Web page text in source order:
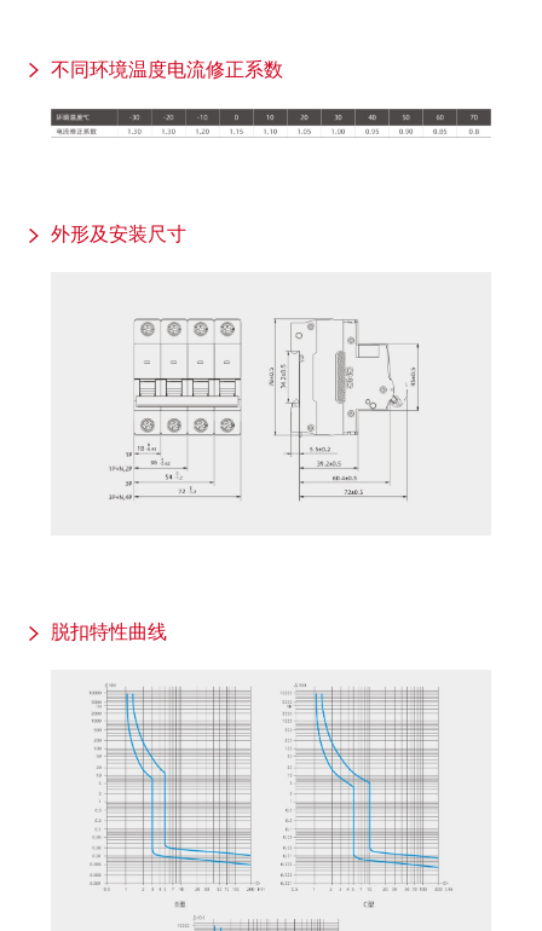
不同环境温度电流修正系数
外形及安装尺寸
脱扣特性曲线